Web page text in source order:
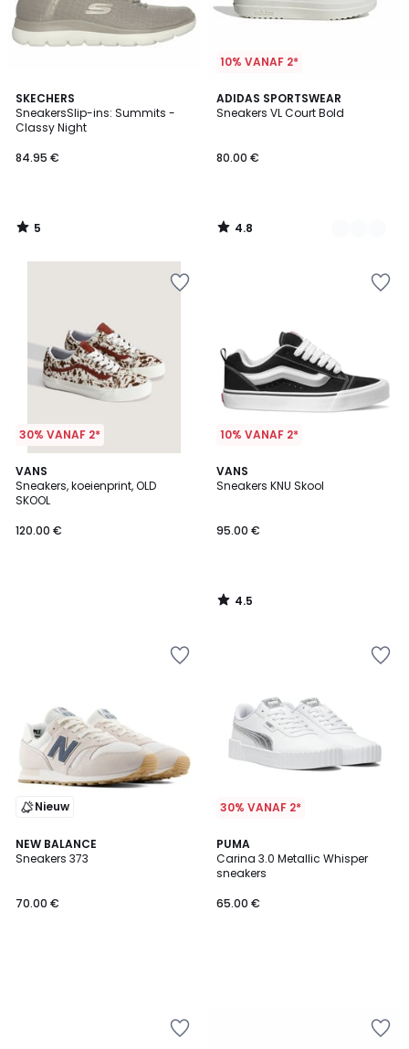
SKECHERS
SneakersSlip-ins: Summits -
Classy Night
84.95 €
5
/
5
5
/
10% VANAF 2*
ADIDAS SPORTSWEAR
Sneakers VL Court Bold
80.00 €
4.8
/ 5
6
Kleuren
4.8
/
30% VANAF 2*
VANS
Sneakers, koeienprint, OLD
SKOOL
120.00 €
10% VANAF 2*
VANS
Sneakers KNU Skool
95.00 €
4.5
/ 5
4.5
/
Nieuw
NEW BALANCE
Sneakers 373
70.00 €
30% VANAF 2*
PUMA
Carina 3.0 Metallic Whisper
sneakers
65.00 €